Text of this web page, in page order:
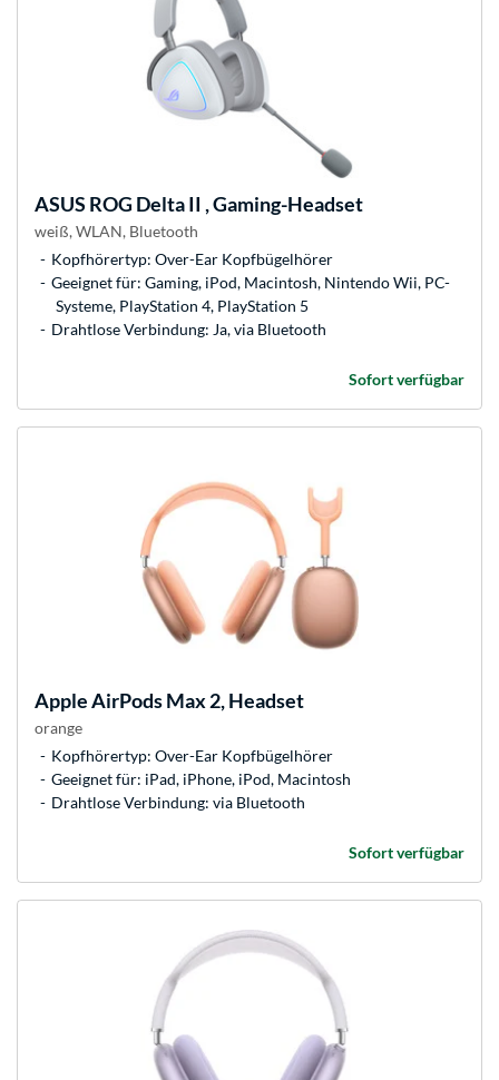
ASUS ROG Delta II , Gaming-Headset
weiß, WLAN, Bluetooth
Kopfhörertyp: Over-Ear Kopfbügelhörer
Geeignet für: Gaming, iPod, Macintosh, Nintendo Wii, PC-
Systeme, PlayStation 4, PlayStation 5
Drahtlose Verbindung: Ja, via Bluetooth
Sofort verfügbar
AppleAirPods Max 2, Headset
orange
Kopfhörertyp: Over-Ear Kopfbügelhörer
Geeignet für: iPad, iPhone, iPod, Macintosh
Drahtlose Verbindung: via Bluetooth
Sofort verfügbar